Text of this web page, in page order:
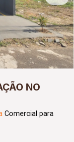
NO
Comercial para